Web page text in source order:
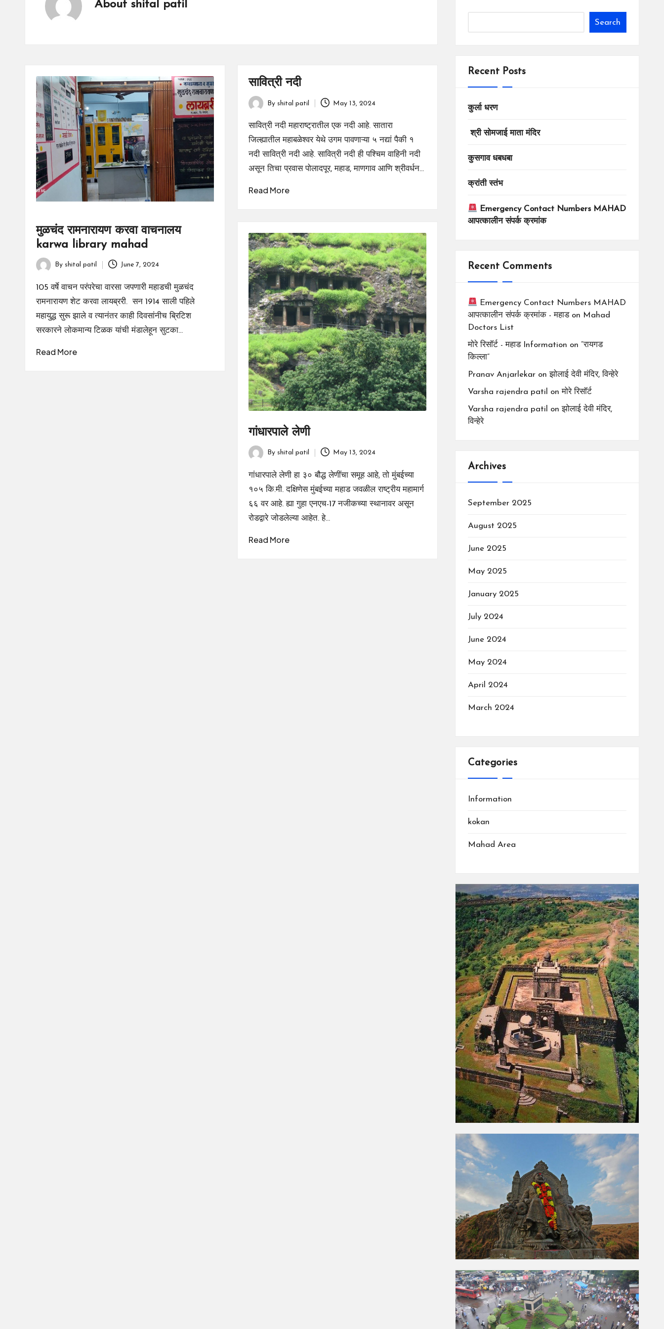
About shital patil
मुळचंद रामनारायण करवा वाचनालय
karwa library mahad
Posted
by
By shital patil June 7, 2024
105 वर्षे वाचन परंपरेचा वारसा जपणारी महाडची मुळचंद
रामनारायण शेट करवा लायब्ररी. सन 1914 साली पहिले
महायुद्ध सुरू झाले व त्यानंतर काही दिवसांनीच ब्रिटिश
सरकारने लोकमान्य टिळक यांची मंडालेहून सुटका…
Read More
सावित्री नदी
Posted
by
By shital patil May 13, 2024
सावित्री नदी महाराष्ट्रातील एक नदी आहे. सातारा
जिल्ह्यातील महाबळेश्वर येथे उगम पावणाऱ्या ५ नद्यां पैकी १
नदी सावित्री नदी आहे. सावित्री नदी ही पश्चिम वाहिनी नदी
असून तिचा प्रवास पोलादपूर, महाड, माणगाव आणि श्रीवर्धन…
Read More
गांधारपाले लेणी
Posted
by
By shital patil May 13, 2024
गांधारपाले लेणी हा ३० बौद्ध लेणींचा समूह आहे, तो मुंबईच्या
१०५ कि.मी. दक्षिणेस मुंबईच्या महाड जवळील राष्ट्रीय महामार्ग
६६ वर आहे. ह्या गुहा एनएच-17 नजीकच्या स्थानावर असून
रोडद्वारे जोडलेल्या आहेत. हे…
Read More
Search
Recent Posts
कुर्ला धरण
श्री सोमजाई माता मंदिर
कुसगाव धबधबा
क्रांती स्तंभ
Emergency Contact Numbers MAHAD
आपत्कालीन संपर्क क्रमांक
Recent Comments
Emergency Contact Numbers MAHAD
आपत्कालीन संपर्क क्रमांक - महाडon Mahad
Doctors List
मोरे रिसॉर्ट - महाड Information on “रायगड
किल्ला”
Pranav Anjarlekaronझोलाई देवी मंदिर, विन्हेरे
Varsha rajendra patil onमोरे रिसॉर्ट
Varsha rajendra patil onझोलाई देवी मंदिर,
विन्हेरे
Archives
September 2025
August 2025
June 2025
May 2025
January 2025
July 2024
June 2024
May 2024
April 2024
March 2024
Categories
Information
kokan
Mahad Area